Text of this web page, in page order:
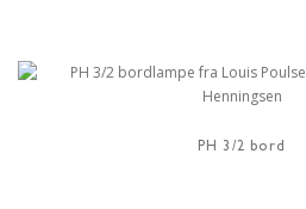
PH 3/2 bord